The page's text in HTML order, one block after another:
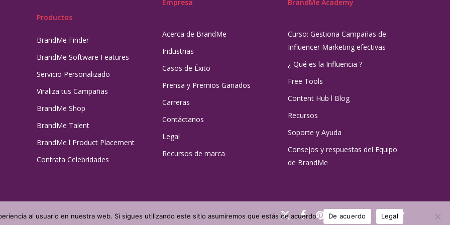
Productos
BrandMe Finder
BrandMe Software Features
Servicio Personalizado
Viraliza tus Campañas
BrandMe Shop
BrandMe Talent
BrandMe l Product Placement
Contrata Celebridades
Empresa
Acerca de BrandMe
Industrias
Casos de Éxito
Prensa y Premios Ganados
Carreras
Contáctanos
Legal
Recursos de marca
BrandMe Academy
Curso: Gestiona Campañas de
Influencer Marketing efectivas
¿ Qué es la Influencia ?
Free Tools
Content Hub l Blog
Recursos
Soporte y Ayuda
Consejos y respuestas del Equipo
de BrandMe
x-
facebookpinterestlinkedinyoutube instagram
tiktok
al usuario en nuestra web. Si sigues utilizando este sitio asumiremos que estás de acuerdo. De acuerdo Legal